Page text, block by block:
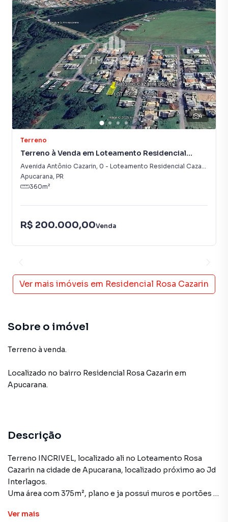
4
Terreno
Terreno à Venda em Loteamento Residencial
Cazarin
Avenida Antônio Cazarin, 0 - Loteamento Residencial Cazarin
Apucarana, PR
360m²
R$ 200.000,00Venda
Ver mais imóveis em Residencial Rosa Cazarin
Sobre o imóvel
Terreno à venda.
Localizado no bairro Residencial Rosa Cazarin em
Apucarana.
Descrição
Terreno INCRIVEL, localizado ali no Loteamento Rosa
Cazarin na cidade de Apucarana, localizado próximo ao Jd
Interlagos.
Uma área com 375m², plano e ja possui muros e portões !!
um bairro bem tranquilo e com casas de alto nível.
Ver mais